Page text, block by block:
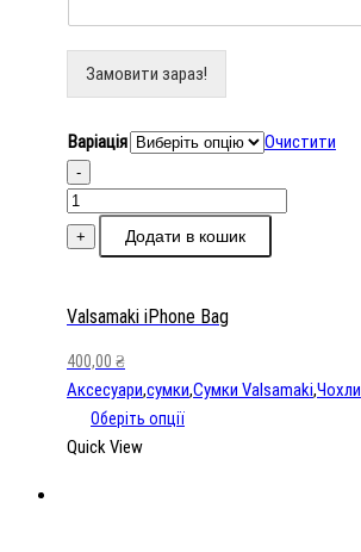
Замовити зараз!
Варіація Очистити
-
Valsamaki
iPhone
Bag
+ Додати в кошик
Valsamaki iPhone Bag
400,00 ₴
Аксесуари,сумки,Сумки Valsamaki,Чохли
Оберіть опції
Quick View